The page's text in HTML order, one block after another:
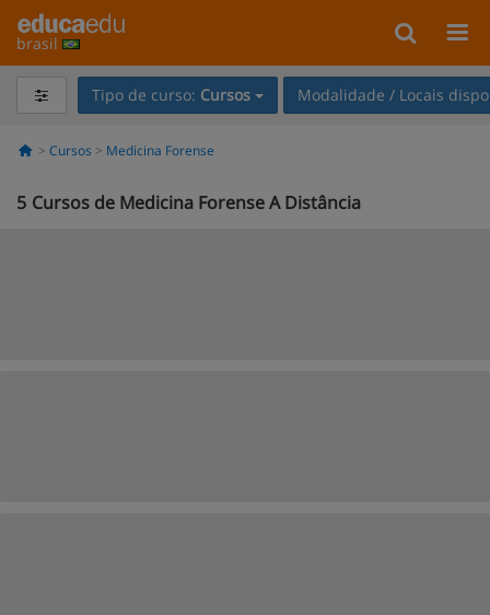
brasil
Tipo de curso: Cursos Modalidade / Locais
Cursos Medicina Forense
5 Cursos de Medicina Forense A Distância